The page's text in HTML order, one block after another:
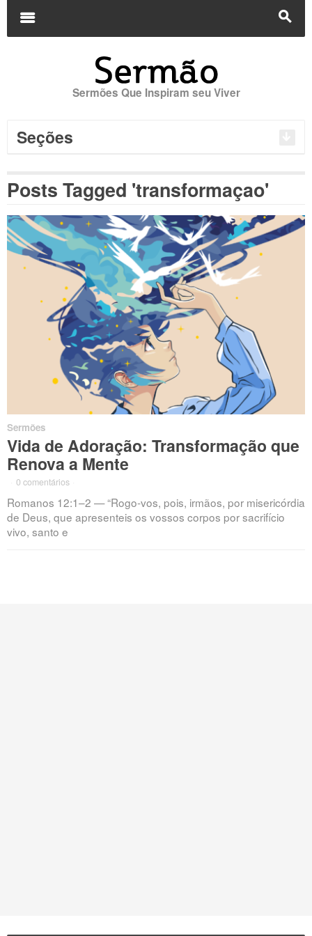
s
m
Sermões Que Inspiram seu Viver
Seções
Posts Tagged 'transformaçao'
Sermões
Vida de Adoração: Transformação que
Renova a Mente
0 comentários
Romanos 12:1–2 — “Rogo-vos, pois, irmãos, por misericórdia
de Deus, que apresenteis os vossos corpos por sacrifício
vivo, santo e